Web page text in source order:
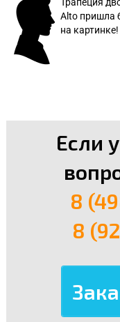
Alto пришла
на
Если
8
8